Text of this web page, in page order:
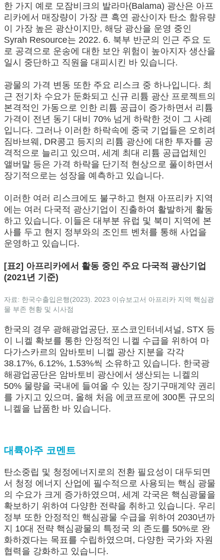
한 가지 예로 모잠비크의 발라마(Balama) 광산은 아프
리카에서 매장량이 가장 큰 흑연 광산이자 탄소 함유량
이 가장 높은 광산이지만, 해당 광산을 운영 중인
Syrah Resource는 2022. 6. 북부 반군의 인근 주요 도
로 공격으로 운송에 대한 보안 위험이 높아지자 생산을
일시 중단하고 직원을 대피시킨 바 있습니다.
광물의 가격 변동 또한 주요 리스크 중 하나입니다. 최
근 전기차 수요가 둔화되고 신규 리튬 광산 프로젝트의
본격적인 가동으로 인한 리튬 공급이 증가하면서 리튬
가격이 전년 동기 대비 70% 넘게 하락한 것이 그 사례
입니다. 그러나 이러한 하락속에 중국 기업들은 오히려
짐바브웨, DR콩고 등지의 리튬 광산에 대한 투자를 공
격적으로 늘리고 있으며, 세계 최대 리튬 공급업체인
앨버말 등은 가격 하락을 단기적 현상으로 풀이하면서
장기적으로는 성장을 예측하고 있습니다.
이러한 여러 리스크에도 불구하고 현재 아프리카 지역
에는 여러 다국적 광산기업이 진출하여 활발하게 활동
하고 있습니다. 이들은 대부분 유럽 및 북미 지역에 본
사를 두고 현지 정부와의 조인트 벤처를 통해 사업을
운영하고 있습니다.
[표2] 아프리카에서 활동 중인 주요 다국적 광산기업
(2021년 기준)
자료: 한국수출입은행(2023). 2023 이슈보고서 아프리카 지역 핵심광
물 부존 현황 및 시사점
한국의 경우 광해광업공단, 포스코인터네셔널, STX 등
이 니켈 확보를 통한 안정적인 니켈 수급을 위하여 마
다가스카르의 암바토비 니켈 광산 지분을 각각
38.17%, 6.12%, 1.53%씩 소유하고 있습니다. 한국광
해광업공단은 암바토비 광산에서 생산되는 니켈의
50% 물량을 국내에 들여올 수 있는 장기구매계약 권리
를 가지고 있으며, 올해 처음 에코프로에 300톤 규모의
니켈을 납품한 바 있습니다.
대륙아주 코멘트
탄소중립 및 청정에너지로의 전환 필요성이 대두되면
서 청정 에너지 산업에 필수적으로 사용되는 핵심 광물
의 수요가 크게 증가하였으며, 세계 각국은 핵심광물을
확보하기 위하여 다양한 전략을 취하고 있습니다. 우리
정부 또한 안정적인 핵심광물 수급을 위하여 2030년까
지 10대 전략 핵심광물의 특정국 의 존도를 50%로 완
화하겠다는 목표를 수립하였으며, 다양한 국가와 자원
협력을 강화하고 있습니다.